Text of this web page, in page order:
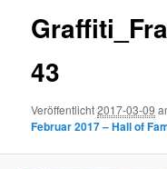
43
Veröffentlicht2017-03-09
Februar 2017 – Hall of